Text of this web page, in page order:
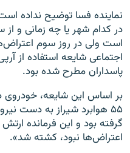
در کدام شهر یا چه زمانی و
است ولی در روز سوم
اجتماعی شایعه استفاده از
پاسداران مطرح شده بود.
بر اساس این شایعه، خودروی
۵۵ هوابرد شیراز به دست
گرفته بود و این فرمانده
اعتراض‌ها نبود، کشته شد».